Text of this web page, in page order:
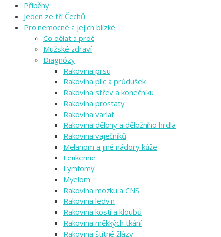
Příběhy
Jeden ze tří Čechů
Pro nemocné a jejich blízké
Co dělat a proč
Mužské zdraví
Diagnózy
Rakovina prsu
Rakovina plic a průdušek
Rakovina střev a konečníku
Rakovina prostaty
Rakovina varlat
Rakovina dělohy a děložního hrdla
Rakovina vaječníků
Melanom a jiné nádory kůže
Leukemie
Lymfomy
Myelom
Rakovina mozku a CNS
Rakovina ledvin
Rakovina kostí a kloubů
Rakovina měkkých tkání
Rakovina štítné žlázy